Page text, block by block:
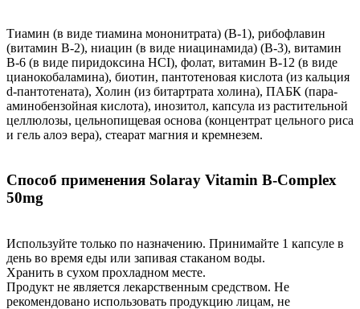
Тиамин (в виде тиамина мононитрата) (B-1), рибофлавин
(витамин B-2), ниацин (в виде ниацинамида) (B-3), витамин
B-6 (в виде пиридоксина HCI), фолат, витамин B-12 (в виде
цианокобаламина), биотин, пантотеновая кислота (из кальция
d-пантотената), Холин (из битартрата холина), ПАБК (пара-
аминобензойная кислота), инозитол, капсула из растительной
целлюлозы, цельнопищевая основа (концентрат цельного риса
и гель алоэ вера), стеарат магния и кремнезем.
Способ применения Solaray Vitamin B-Complex
50mg
Используйте только по назначению. Принимайте 1 капсуле в
день во время еды или запивая стаканом воды.
Хранить в сухом прохладном месте.
Продукт не является лекарственным средством. Не
рекомендовано использовать продукцию лицам, не